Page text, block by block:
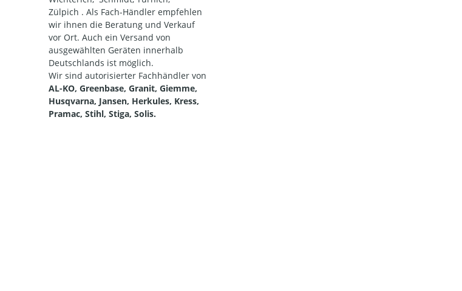
Zülpich . Als Fach-Händler empfehlen
wir ihnen die Beratung und Verkauf
vor Ort. Auch ein Versand von
ausgewählten Geräten innerhalb
Deutschlands ist möglich.
Wir sind autorisierter Fachhändler von
AL-KO, Greenbase, Granit, Giemme,
Husqvarna, Jansen, Herkules, Kress,
Pramac, Stihl, Stiga, Solis.